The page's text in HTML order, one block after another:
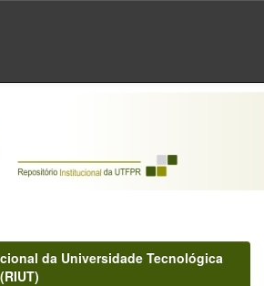
da Universidade Tecnológica